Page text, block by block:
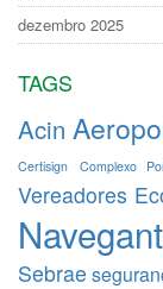
dezembro 2025
TAGS
Acin
Certisign Complexo
Vereadores
Sebrae